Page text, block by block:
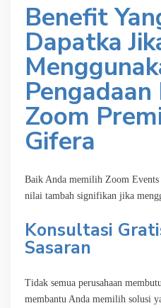
Benefit
Dapatka
Pengadaan
Zoom
Gifera
Baik Anda memilih Zoom
nilai tambah signifikan jika
Konsultasi
Sasaran
Tidak semua perusahaan
membantu Anda memilih solusi